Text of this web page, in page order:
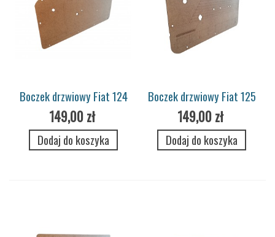
Boczek drzwiowy Fiat 124
149,00 zł
Dodaj do koszyka
Boczek drzwiowy Fiat 125
przód
149,00 zł
Dodaj do koszyka